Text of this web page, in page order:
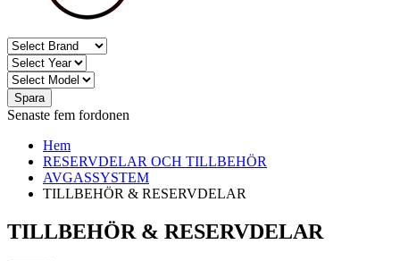
Spara
Senaste fem fordonen
Hem
RESERVDELAR OCH TILLBEHÖR
AVGASSYSTEM
TILLBEHÖR & RESERVDELAR
TILLBEHÖR & RESERVDELAR